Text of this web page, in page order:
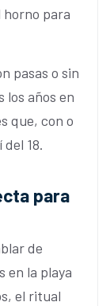
para
pasas o sin
los años en
que, con o
18.
para
de
en la playa
el ritual